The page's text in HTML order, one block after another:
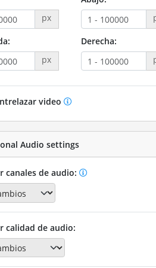
px
px
Derecha:
video
Audio settings
canales de audio:
calidad de audio: